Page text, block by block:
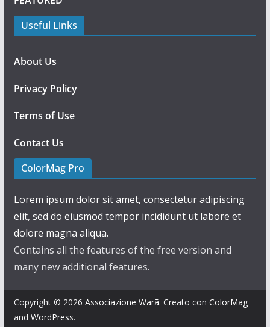
Useful Links
About Us
Privacy Policy
Terms of Use
Contact Us
ColorMag Pro
Lorem ipsum dolor sit amet, consectetur adipiscing
elit, sed do eiusmod tempor incididunt ut labore et
dolore magna aliqua.
Contains all the features of the free version and
many new additional features.
Copyright © 2026 Associazione Warã. Creato con ColorMag
and WordPress.